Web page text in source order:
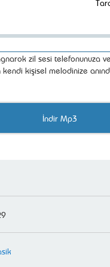
zil sesi telefonunuza
kendi kişisel melodinize
İndir Mp3